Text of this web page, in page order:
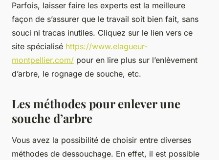
Parfois, laisser faire les experts est la meilleure
façon de s’assurer que le travail soit bien fait, sans
souci ni tracas inutiles. Cliquez sur le lien vers ce
site spécialisé https://www.elagueur-
montpellier.com/ pour en lire plus sur l’enlèvement
d’arbre, le rognage de souche, etc.
Les méthodes pour enlever une
souche d’arbre
Vous avez la possibilité de choisir entre diverses
méthodes de dessouchage. En effet, il est possible